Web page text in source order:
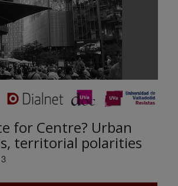
for Centre? Urban
territorial polarities